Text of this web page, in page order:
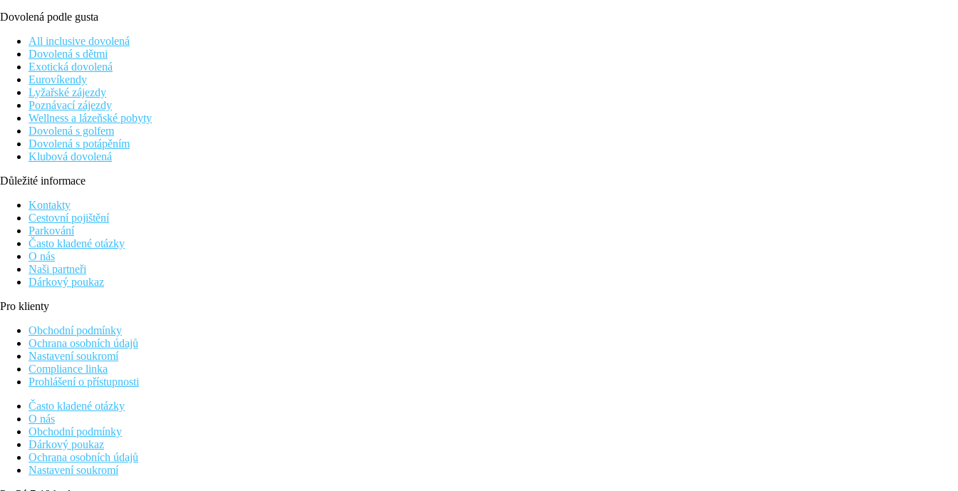
Dovolená podle gusta
All inclusive dovolená
Dovolená s dětmi
Exotická dovolená
Eurovíkendy
Lyžařské zájezdy
Poznávací zájezdy
Wellness a lázeňské pobyty
Dovolená s golfem
Dovolená s potápěním
Klubová dovolená
Důležité informace
Kontakty
Cestovní pojištění
Parkování
Často kladené otázky
O nás
Naši partneři
Dárkový poukaz
Pro klienty
Obchodní podmínky
Ochrana osobních údajů
Nastavení soukromí
Compliance linka
Prohlášení o přístupnosti
Často kladené otázky
O nás
Obchodní podmínky
Dárkový poukaz
Ochrana osobních údajů
Nastavení soukromí